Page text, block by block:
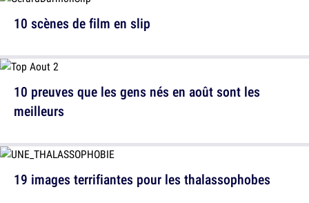
10 preuves que les gens nés en août sont les
meilleurs
10 scènes de film en slip
19 images terrifiantes pour les thalassophobes